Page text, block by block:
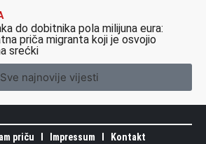
do dobitnika pola milijuna eura:
priča migranta koji je osvojio
srećki
Sve najnovije vijesti
priču Impressum
Kontakt